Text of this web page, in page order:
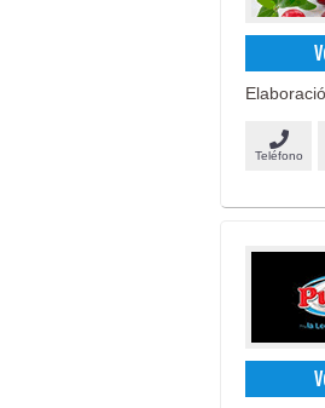
Teléfono